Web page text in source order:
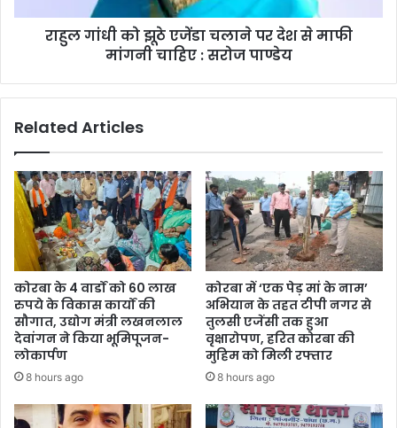
से
पाण्डेय
राहुल गांधी को झूठे एजेंडा चलाने पर देश से माफी
मांगनी चाहिए : सरोज पाण्डेय
Related Articles
कोरबा के 4 वार्डों को 60 लाख
रुपये के विकास कार्यों की
सौगात, उद्योग मंत्री लखनलाल
देवांगन ने किया भूमिपूजन-
लोकार्पण
8 hours ago
कोरबा में ‘एक पेड़ मां के नाम’
अभियान के तहत टीपी नगर से
तुलसी एजेंसी तक हुआ
वृक्षारोपण, हरित कोरबा की
मुहिम को मिली रफ्तार
8 hours ago